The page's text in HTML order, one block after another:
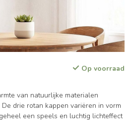
Op voorraad
van natuurlijke materialen
drie rotan kappen variëren in vorm
een speels en luchtig lichteffect